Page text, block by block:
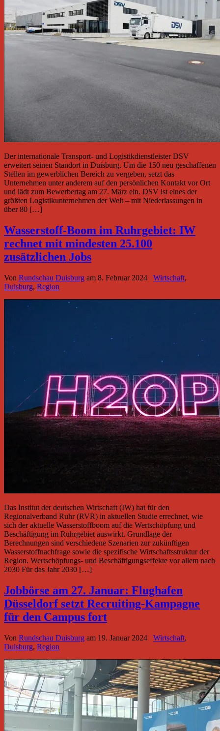
Der internationale Transport- und Logistikdienstleister DSV
erweitert seinen Standort in Duisburg. Um die 150 neu geschaffenen
Stellen im gewerblichen Bereich zu vergeben, setzt das
Unternehmen unter anderem auf den persönlichen Kontakt vor Ort
und lädt zum Bewerbertag am 27. März ein. DSV ist eines der
größten Logistikunternehmen der Welt – mit Niederlassungen in
über 80 […]
Wasserstoff-Boom im Ruhrgebiet: IW
rechnet mit mindesten 25.100
zusätzlichen Jobs
Von Rundschau Duisburg am 8. Februar 2024 Wirtschaft,
Duisburg, Region
Das Institut der deutschen Wirtschaft (IW) hat für den
Regionalverband Ruhr (RVR) in aktuellen Studie errechnet, wie
sich der aktuelle Wasserstoffboom auf die Wertschöpfung und
Beschäftigung im Ruhrgebiet auswirkt. Grundlage der
Berechnungen sind verschiedene Szenarien zur zukünftigen
Wasserstoffnachfrage sowie die spezifische Wirtschaftsstruktur der
Region. Wertschöpfungs- und Beschäftigungseffekte vor allem nach
2030 Für das Jahr 2030 […]
Jobbörse am 27. Januar: Flughafen
Düsseldorf setzt Recruiting-Kampagne
für den Campus fort
Von Rundschau Duisburg am 19. Januar 2024 Wirtschaft,
Duisburg, Region